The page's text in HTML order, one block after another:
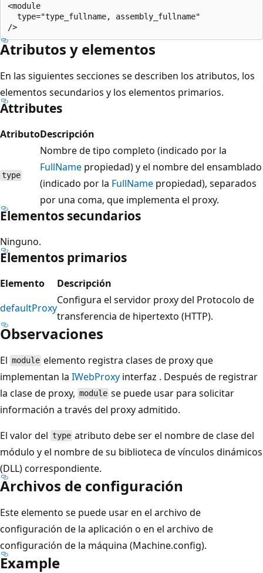
<module
  type="type_fullname, assembly_fullname"
Atributos y elementos
En las siguientes secciones se describen los atributos, los
elementos secundarios y los elementos primarios.
Attributes
AtributoDescripción
type
Nombre de tipo completo (indicado por la
FullName propiedad) y el nombre del ensamblado
(indicado por la FullName propiedad), separados
por una coma, que implementa el proxy.
Elementos secundarios
Ninguno.
Elementos primarios
Elemento
Descripción
defaultProxy
Configura el servidor proxy del Protocolo de
transferencia de hipertexto (HTTP).
Observaciones
El module elemento registra clases de proxy que
implementan la IWebProxy interfaz . Después de registrar
la clase de proxy, module se puede usar para solicitar
información a través del proxy admitido.
El valor del type atributo debe ser el nombre de clase del
módulo y el nombre de su biblioteca de vínculos dinámicos
(DLL) correspondiente.
Archivos de configuración
Este elemento se puede usar en el archivo de
configuración de la aplicación o en el archivo de
configuración de la máquina (Machine.config).
Example